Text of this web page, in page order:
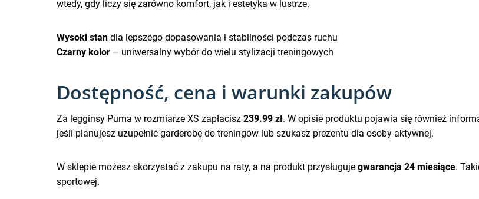
wtedy, gdy liczy się zarówno komfort, jak i estetyka w lustrze.
Wysoki stan dla lepszego dopasowania i stabilności podczas ruchu
Czarny kolor – uniwersalny wybór do wielu stylizacji treningowych
Dostępność, cena i warunki zakupów
Za legginsy Puma w rozmiarze XS zapłacisz 239.99 zł. W opisie produktu pojawia się również
jeśli planujesz uzupełnić garderobę do treningów lub szukasz prezentu dla osoby aktywnej.
W sklepie możesz skorzystać z zakupu na raty, a na produkt przysługuje gwarancja 24 miesiące.
sportowej.